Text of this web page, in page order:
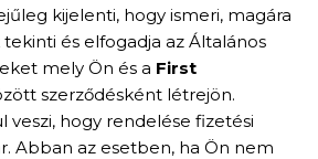
kijelenti, hogy ismeri, magára
és elfogadja az Általános
mely Ön és a First
szerződésként létrejön.
veszi, hogy rendelése fizetési
Abban az esetben, ha Ön nem